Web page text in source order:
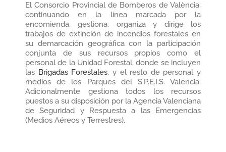
El Consorcio Provincial de Bomberos de València,
continuando en la línea marcada por la
encomienda, gestiona, organiza y dirige los
trabajos de extinción de incendios forestales en
su demarcación geográfica con la participación
conjunta de sus recursos propios como el
personal de la Unidad Forestal, donde se incluyen
las Brigadas Forestales, y el resto de personal y
medios de los Parques del S.P.E.I.S. Valencia.
Adicionalmente gestiona todos los recursos
puestos a su disposición por la Agencia Valenciana
de Seguridad y Respuesta a las Emergencias
(Medios Aéreos y Terrestres).